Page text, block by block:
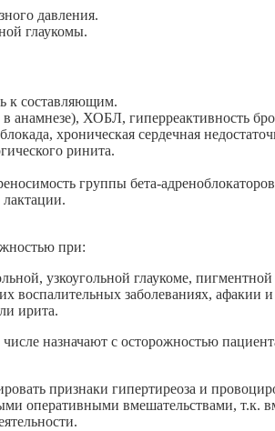
давления.
глаукомы.
к составляющим.
анамнезе), ХОБЛ, гиперреактивность
хроническая сердечная
ринита.
группы бета-
при:
узкоугольной глаукоме,
воспалительных заболеваниях, афакии
ирита.
числе назначают с осторожностью
признаки гипертиреоза и
оперативными вмешательствами, т.к.